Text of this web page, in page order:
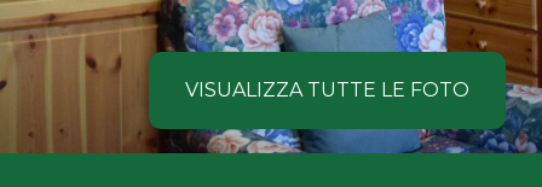
VISUALIZZA TUTTE LE FOTO
COSA
CERCANO
Comune